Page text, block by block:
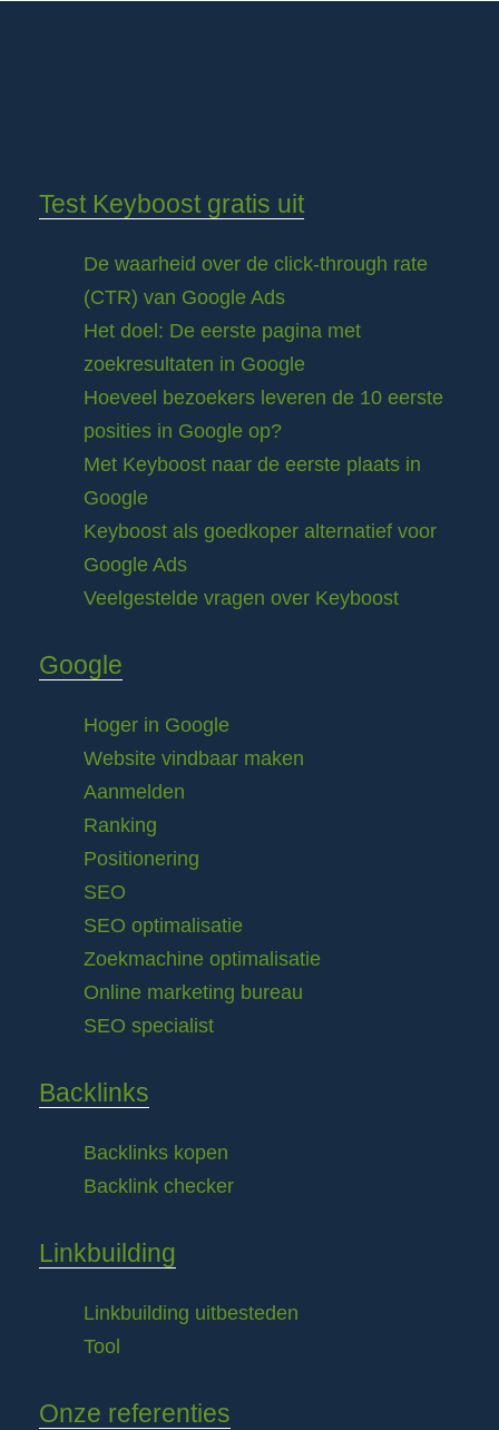
Test Keyboost gratis uit
De waarheid over de click-through rate
(CTR) van Google Ads
Het doel: De eerste pagina met
zoekresultaten in Google
Hoeveel bezoekers leveren de 10 eerste
posities in Google op?
Met Keyboost naar de eerste plaats in
Google
Keyboost als goedkoper alternatief voor
Google Ads
Veelgestelde vragen over Keyboost
Google
Hoger in Google
Website vindbaar maken
Aanmelden
Ranking
Positionering
SEO
SEO optimalisatie
Zoekmachine optimalisatie
Online marketing bureau
SEO specialist
Backlinks
Backlinks kopen
Backlink checker
Linkbuilding
Linkbuilding uitbesteden
Tool
Onze referenties